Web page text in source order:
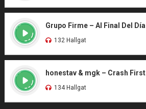
Grupo Firme – Al Final Del Día
132 Hallgat
honestav & mgk – Crash First
134 Hallgat